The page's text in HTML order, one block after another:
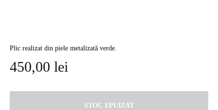
Plic realizat din piele metalizată verde.
450,00 lei
STOC EPUIZAT